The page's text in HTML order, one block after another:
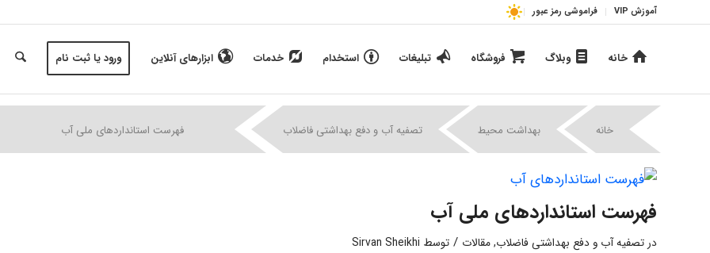
آموزش VIP فراموشی رمز عبور
خانه وبلاگ فروشگاه تبلیغات استخدام خدمات ابزارهای آنلاین ورود یا ثبت نام
خانه بهداشت محیط | تصفیه آب و دفع بهداشتی فاضلاب فهرست استانداردهای ملی آب
فهرست استانداردهای ملی آب
در تصفیه آب و دفع بهداشتی فاضلاب,مقالات / توسط Sirvan Sheikhi